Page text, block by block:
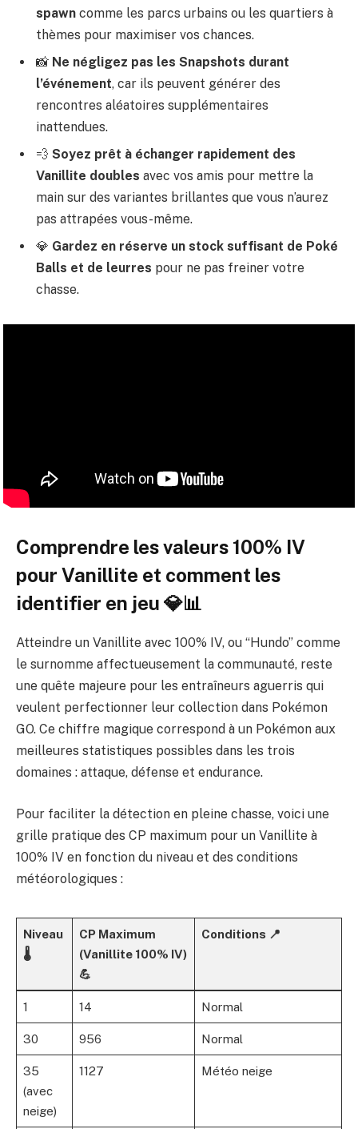
spawn comme les parcs urbains ou les quartiers à
thèmes pour maximiser vos chances.
📸 Ne négligez pas les Snapshots durant
l’événement, car ils peuvent générer des
rencontres aléatoires supplémentaires
inattendues.
💨 Soyez prêt à échanger rapidement des
Vanillite doubles avec vos amis pour mettre la
main sur des variantes brillantes que vous n’aurez
pas attrapées vous-même.
💎 Gardez en réserve un stock suffisant de Poké
Balls et de leurres pour ne pas freiner votre
chasse.
Comprendre les valeurs 100% IV
pour Vanillite et comment les
identifier en jeu 💎📊
Atteindre un Vanillite avec 100% IV, ou “Hundo” comme
le surnomme affectueusement la communauté, reste
une quête majeure pour les entraîneurs aguerris qui
veulent perfectionner leur collection dans Pokémon
GO. Ce chiffre magique correspond à un Pokémon aux
meilleures statistiques possibles dans les trois
domaines : attaque, défense et endurance.
Pour faciliter la détection en pleine chasse, voici une
grille pratique des CP maximum pour un Vanillite à
100% IV en fonction du niveau et des conditions
météorologiques :
Niveau
🌡️
CP Maximum
(Vanillite 100% IV)
💪
Conditions 📍
1 14 Normal
30 956 Normal
35
(avec
neige)
1127 Météo neige